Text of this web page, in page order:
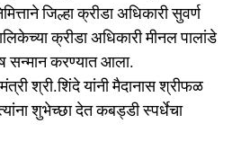
जिल्हा क्रीडा अधिकारी सुवर्ण
क्रीडा अधिकारी मीनल पालांडे
सन्मान करण्यात आला.
श्री.शिंदे यांनी मैदानास श्रीफळ
शुभेच्छा देत कबड्डी स्पर्धेचा